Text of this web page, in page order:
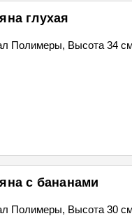
глухая
Полимеры, Высота 34
с бананами
Полимеры, Высота 30